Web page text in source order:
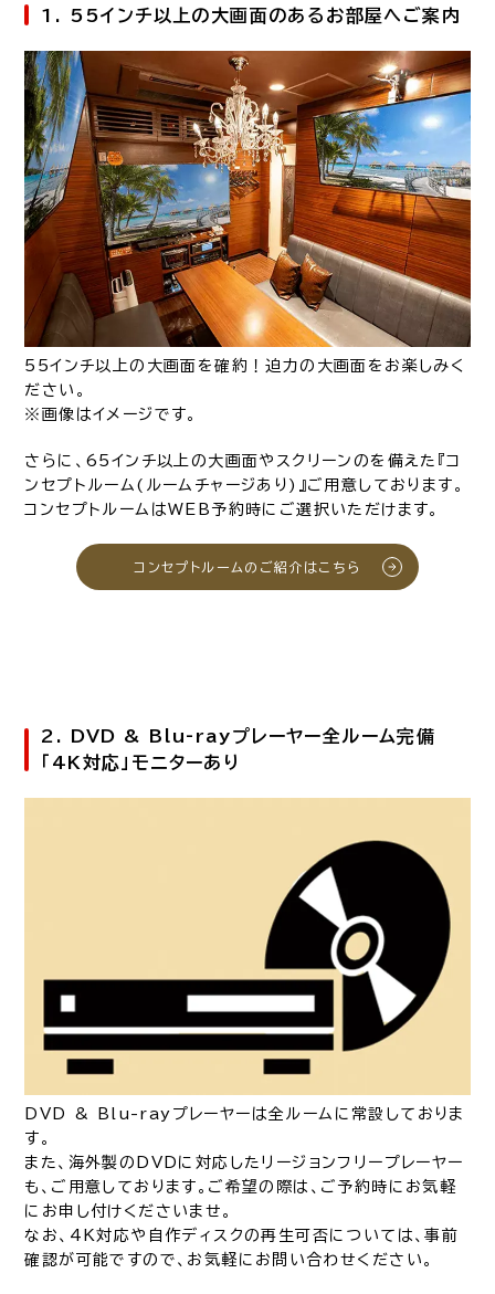
1. 55インチ以上の大画面のあるお部屋へご案内
55インチ以上の大画面を確約！迫力の大画面をお楽しみく
ださい。
※画像はイメージです。
さらに、65インチ以上の大画面やスクリーンのを備えた『コ
ンセプトルーム(ルームチャージあり)』ご用意しております。
コンセプトルームはWEB予約時にご選択いただけます。
コンセプトルームのご紹介はこちら
2. DVD & Blu-rayプレーヤー全ルーム完備
「4K対応」モニターあり
DVD & Blu-rayプレーヤーは全ルームに常設しておりま
す。
また、海外製のDVDに対応したリージョンフリープレーヤー
も、ご用意しております。ご希望の際は、ご予約時にお気軽
にお申し付けくださいませ。
なお、4K対応や自作ディスクの再生可否については、事前
確認が可能ですので、お気軽にお問い合わせください。